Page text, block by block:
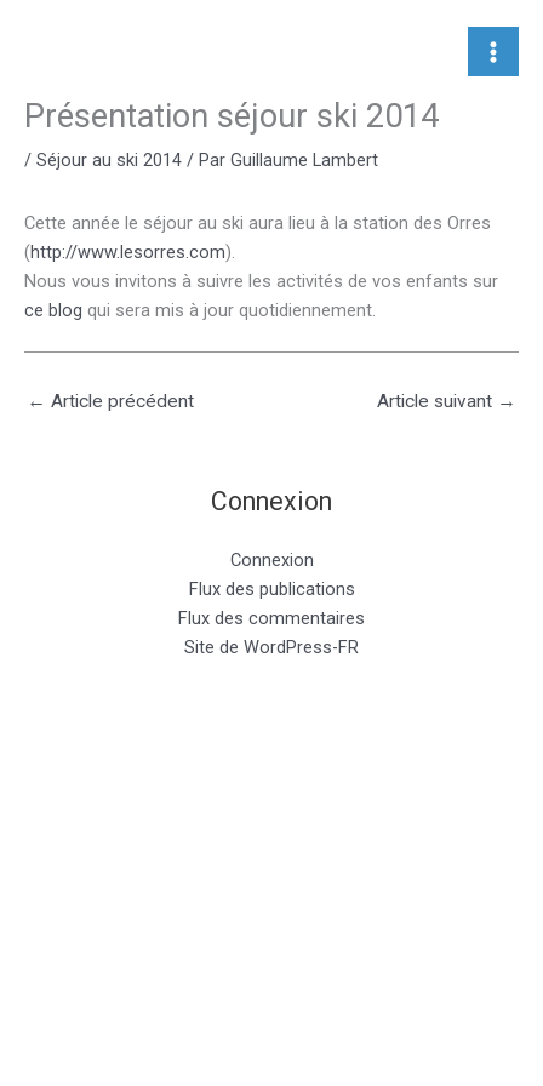
Présentation séjour ski 2014
/ Séjour au ski 2014 / Par Guillaume Lambert
Cette année le séjour au ski aura lieu à la station des Orres
(http://www.lesorres.com).
Nous vous invitons à suivre les activités de vos enfants sur
ce blog qui sera mis à jour quotidiennement.
← Article précédent Article suivant →
Connexion
Connexion
Flux des publications
Flux des commentaires
Site de WordPress-FR